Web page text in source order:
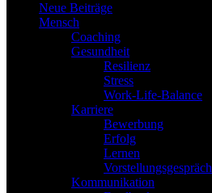
Neue Beiträge
Mensch
Coaching
Gesundheit
Resilienz
Stress
Work-Life-Balance
Karriere
Bewerbung
Erfolg
Lernen
Vorstellungsgespräch
Kommunikation